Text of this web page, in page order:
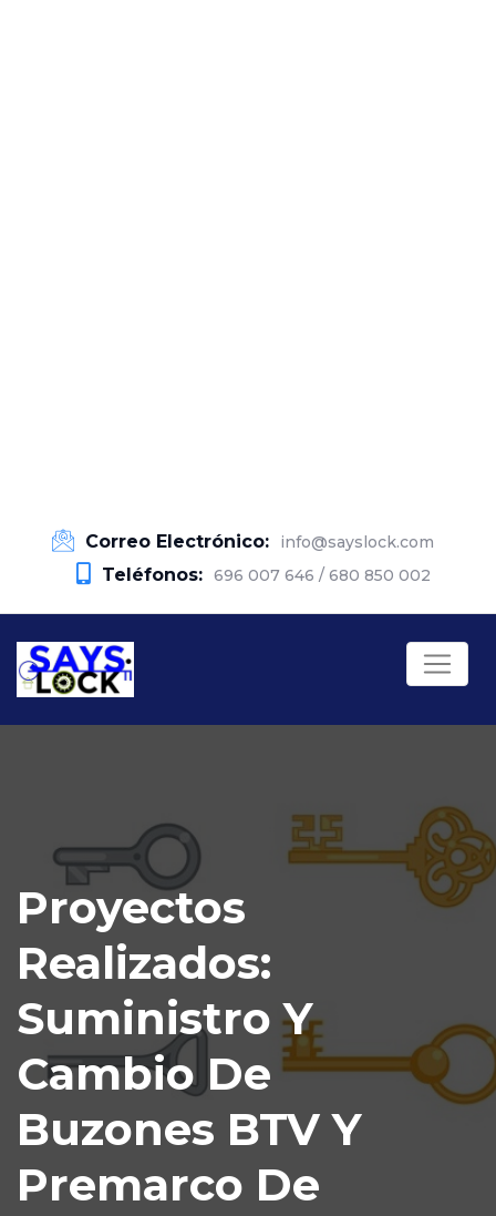
Correo Electrónico: info@sayslock.com
Teléfonos: 696 007 646 / 680 850 002
Proyectos
Realizados:
Suministro Y
Cambio De
Buzones BTV Y
Premarco De